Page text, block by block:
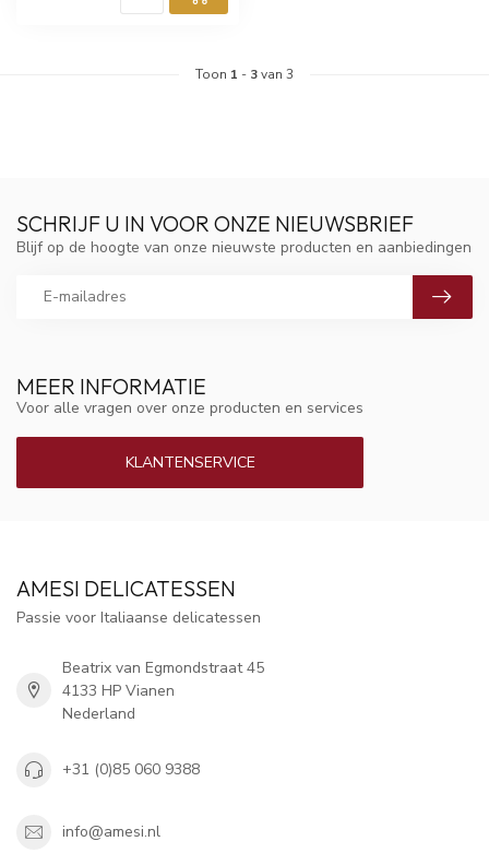
Toon 1 - 3van 3
MEER INFORMATIE
Voor alle vragen over onze producten en services
KLANTENSERVICE
SCHRIJF U IN VOOR ONZE NIEUWSBRIEF
Blijf op de hoogte van onze nieuwste producten en aanbiedingen
AMESI DELICATESSEN
Passie voor Italiaanse delicatessen
Beatrix van Egmondstraat 45
4133 HP Vianen
Nederland
+31 (0)85 060 9388
info@amesi.nl